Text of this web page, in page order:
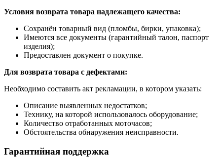
Условия возврата товара надлежащего качества:
Сохранён товарный вид (пломбы, бирки, упаковка);
Имеются все документы (гарантийный талон, паспорт
изделия);
Предоставлен документ о покупке.
Для возврата товара с дефектами:
Необходимо составить акт рекламации, в котором указать:
Описание выявленных недостатков;
Технику, на которой использовалось оборудование;
Количество отработанных моточасов;
Обстоятельства обнаружения неисправности.
Гарантийная поддержка